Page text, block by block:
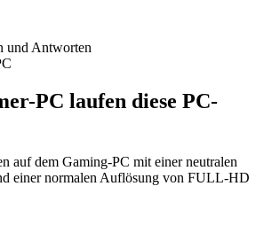
und Antworten
PC laufen diese PC-
auf dem Gaming-PC mit einer neutralen
einer normalen Auflösung von FULL-HD